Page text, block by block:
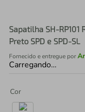
Sapatilha SH-RP101
Preto SPD e SPD-SL
Fornecido e entregue por
Carregando…
Cor